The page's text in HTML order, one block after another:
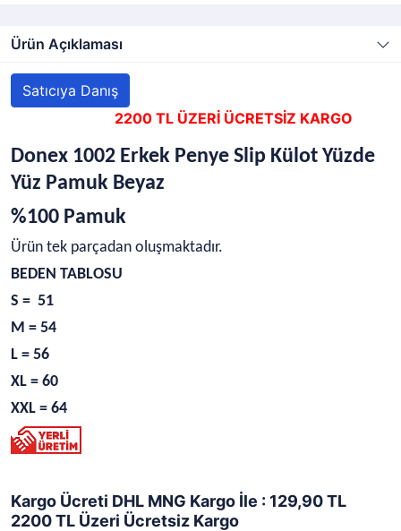
Ürün Açıklaması
Satıcıya Danış
2200 TL ÜZERİ ÜCRETSİZ KARGO
Donex 1002 Erkek Penye Slip Külot Yüzde
Yüz Pamuk Beyaz
%100 Pamuk
Ürün tek parçadan oluşmaktadır.
BEDEN TABLOSU
S = 51
M = 54
L = 56
XL = 60
XXL = 64
Kargo Ücreti DHL MNG Kargo İle : 129,90 TL
2200 TL Üzeri Ücretsiz Kargo